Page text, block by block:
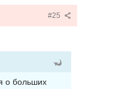
#25
о больших